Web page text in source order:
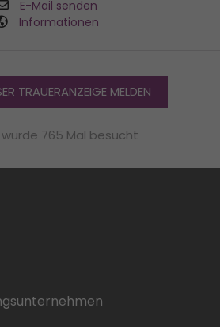
E-Mail senden
Informationen
TRAUERANZEIGE MELDEN
765 Mal besucht